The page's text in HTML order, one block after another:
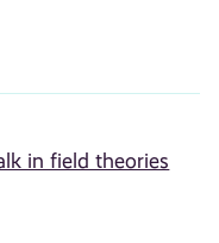
in field theories